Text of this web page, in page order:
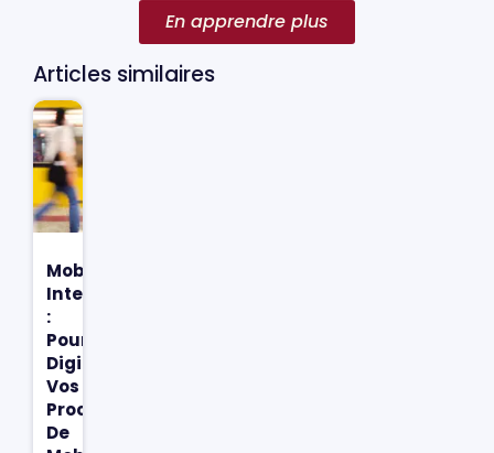
En apprendre plus
Articles similaires
Mobilité
Interne
:
Pourquoi
Digitaliser
Vos
Processus
De